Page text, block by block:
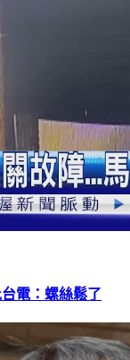
電：螺絲鬆了